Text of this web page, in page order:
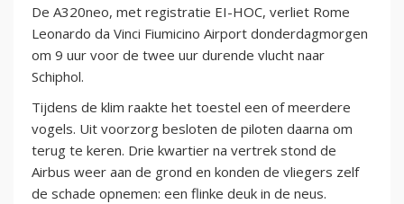
De A320neo, met registratie EI-HOC, verliet Rome
Leonardo da Vinci Fiumicino Airport donderdagmorgen
om 9 uur voor de twee uur durende vlucht naar
Schiphol.
Tijdens de klim raakte het toestel een of meerdere
vogels. Uit voorzorg besloten de piloten daarna om
terug te keren. Drie kwartier na vertrek stond de
Airbus weer aan de grond en konden de vliegers zelf
de schade opnemen: een flinke deuk in de neus.